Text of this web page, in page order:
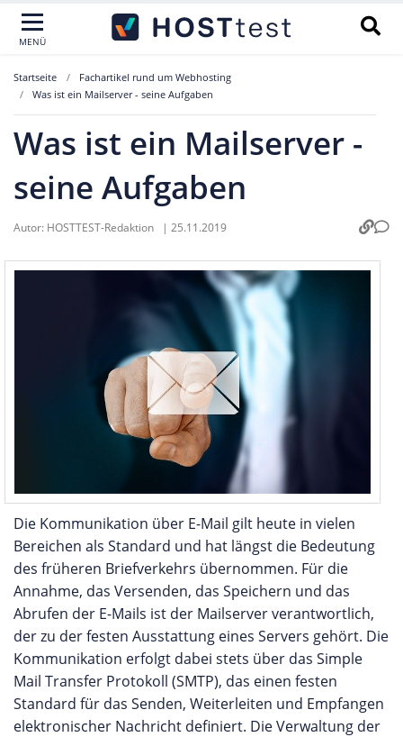
MENÜ
Startseite
Fachartikel rund um Webhosting
Was ist ein Mailserver - seine Aufgaben
Was ist ein Mailserver -
seine Aufgaben
Autor: HOSTTEST-Redaktion | 25.11.2019
Die Kommunikation über E-Mail gilt heute in vielen
Bereichen als Standard und hat längst die Bedeutung
des früheren Briefverkehrs übernommen. Für die
Annahme, das Versenden, das Speichern und das
Abrufen der E-Mails ist der Mailserver verantwortlich,
der zu der festen Ausstattung eines Servers gehört. Die
Kommunikation erfolgt dabei stets über das Simple
Mail Transfer Protokoll (SMTP), das einen festen
Standard für das Senden, Weiterleiten und Empfangen
elektronischer Nachricht definiert. Die Verwaltung der